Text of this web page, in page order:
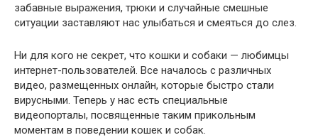
забавные выражения, трюки и случайные смешные
ситуации заставляют нас улыбаться и смеяться до слез.
Ни для кого не секрет, что кошки и собаки — любимцы
интернет-пользователей. Все началось с различных
видео, размещенных онлайн, которые быстро стали
вирусными. Теперь у нас есть специальные
видеопорталы, посвященные таким прикольным
моментам в поведении кошек и собак.